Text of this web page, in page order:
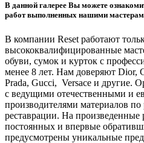
В данной галерее Вы можете
работ выполненных нашими
В компании Reset работают
высококвалифицированные
обуви, сумок и курток с
менее 8 лет. Нам доверяют Dior,
Prada, Gucci, Versace и другие.
с ведущими отечественными и
производителями материалов
реставрации. На произведенные
постоянных и впервые
предусмотрены уникальные